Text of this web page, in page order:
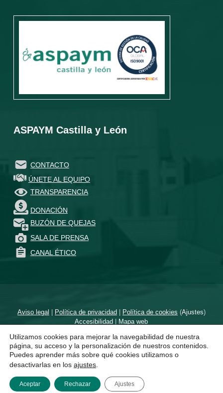
MENÚ
ASPAYM Castilla y León
CONTACTO
ÚNETE AL EQUIPO
TRANSPARENCIA
DONACIÓN
BUZÓN DE QUEJAS
SALA DE PRENSA
CANAL ÉTICO
Aviso legal | Política de privacidad| Política de cookies (Ajustes)
Accesibilidad | Mapa web
Diseñado por un proyecto de
Utilizamos cookies para mejorar la navegabilidad de nuestra
página, su acceso y la personalización de nuestros contenidos.
Puedes aprender más sobre qué cookies utilizamos o
desactivarlas en los ajustes
Aceptar Rechazar Ajustes